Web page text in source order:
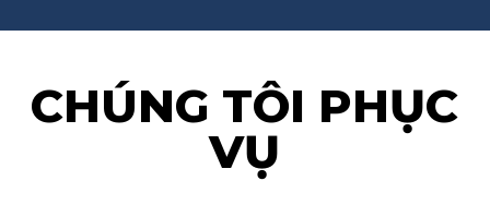
CHÚNG TÔI PHỤC
VỤ